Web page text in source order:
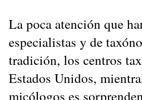
La poca atención que
especialistas y de
tradición, los centros
Estados Unidos,
micólogos es